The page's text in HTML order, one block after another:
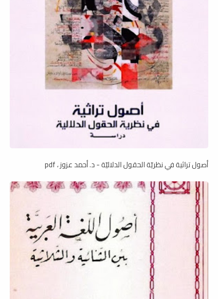
أصول تراثية في نظريّة الحقول الدلاليّة - د. أحمد عزوز ، pdf